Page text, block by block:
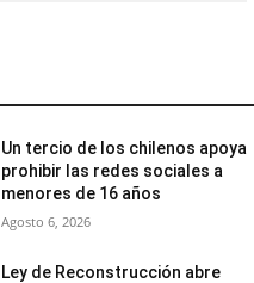
Un tercio de los chilenos apoya
prohibir las redes sociales a
menores de 16 años
Agosto 6, 2026
Ley de Reconstrucción abre